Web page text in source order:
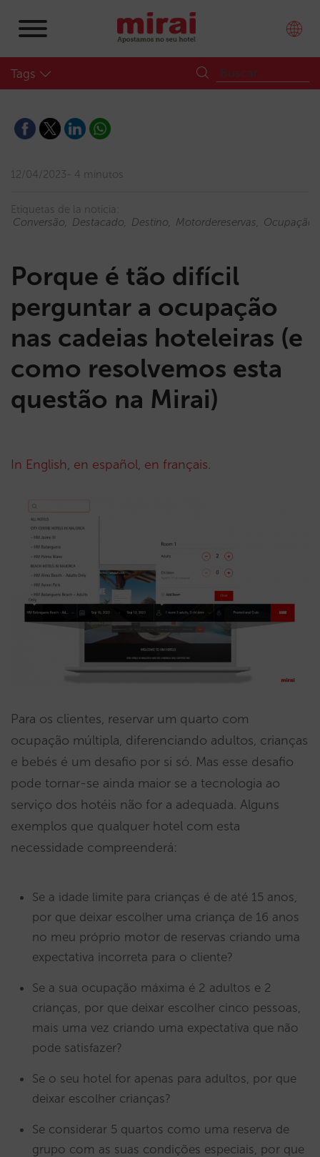
Tags
12/04/2023 4 minutos
Etiquetas de la noticia:
Conversão
Destacado Destino Motordereservas Ocupação
Porque é tão difícil
perguntar a ocupação
nas cadeias hoteleiras (e
como resolvemos esta
questão na Mirai)
In English, en español, en français.
Para os clientes, reservar um quarto com
ocupação múltipla, diferenciando adultos, crianças
e bebés é um desafio por si só. Mas esse desafio
pode tornar-se ainda maior se a tecnologia ao
serviço dos hotéis não for a adequada. Alguns
exemplos que qualquer hotel com esta
necessidade compreenderá:
Se a idade limite para crianças é de até 15 anos,
por que deixar escolher uma criança de 16 anos
no meu próprio motor de reservas criando uma
expectativa incorreta para o cliente?
Se a sua ocupação máxima é 2 adultos e 2
crianças, por que deixar escolher cinco pessoas,
mais uma vez criando uma expectativa que não
pode satisfazer?
Se o seu hotel for apenas para adultos, por que
deixar escolher crianças?
Se considerar 5 quartos como uma reserva de
grupo com as suas condições especiais, por que